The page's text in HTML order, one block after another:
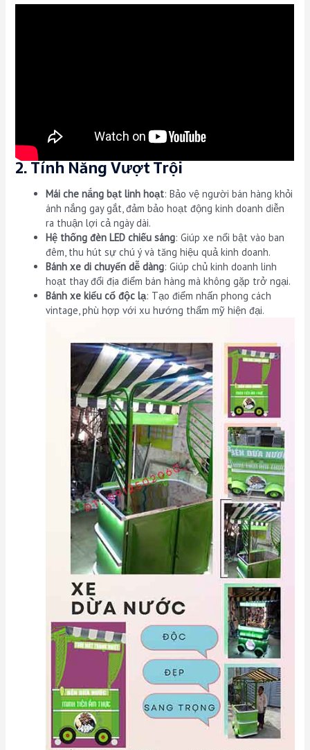
2. Tính Năng Vượt Trội
Mái che nắng bạt linh hoạt: Bảo vệ người bán hàng khỏi
ánh nắng gay gắt, đảm bảo hoạt động kinh doanh diễn
ra thuận lợi cả ngày dài.
Hệ thống đèn LED chiếu sáng: Giúp xe nổi bật vào ban
đêm, thu hút sự chú ý và tăng hiệu quả kinh doanh.
Bánh xe di chuyển dễ dàng: Giúp chủ kinh doanh linh
hoạt thay đổi địa điểm bán hàng mà không gặp trở ngại.
Bánh xe kiểu cổ độc lạ: Tạo điểm nhấn phong cách
vintage, phù hợp với xu hướng thẩm mỹ hiện đại.